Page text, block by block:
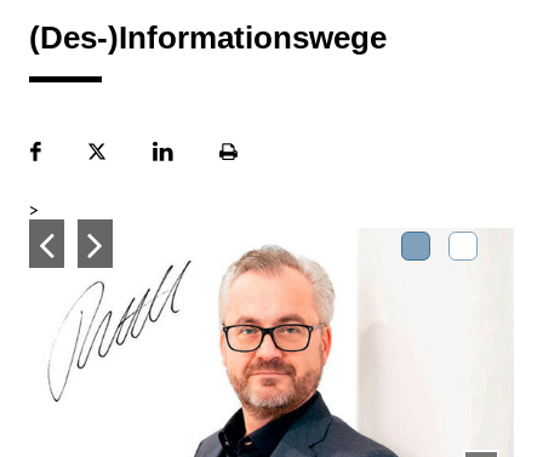
(Des-)Informationswege
FacebookPlattformLinekdInSeite
>